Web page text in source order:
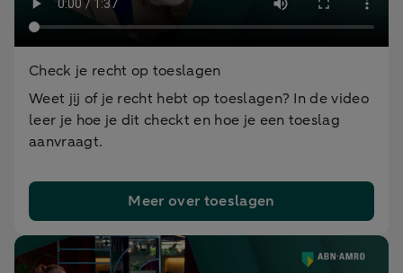
Check je recht op toeslagen
Weet jij of je recht hebt op toeslagen? In de video
leer je hoe je dit checkt en hoe je een toeslag
aanvraagt.
Meer over toeslagen